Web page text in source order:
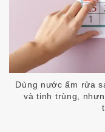
Dùng nước ấm rửa
và tinh trùng,